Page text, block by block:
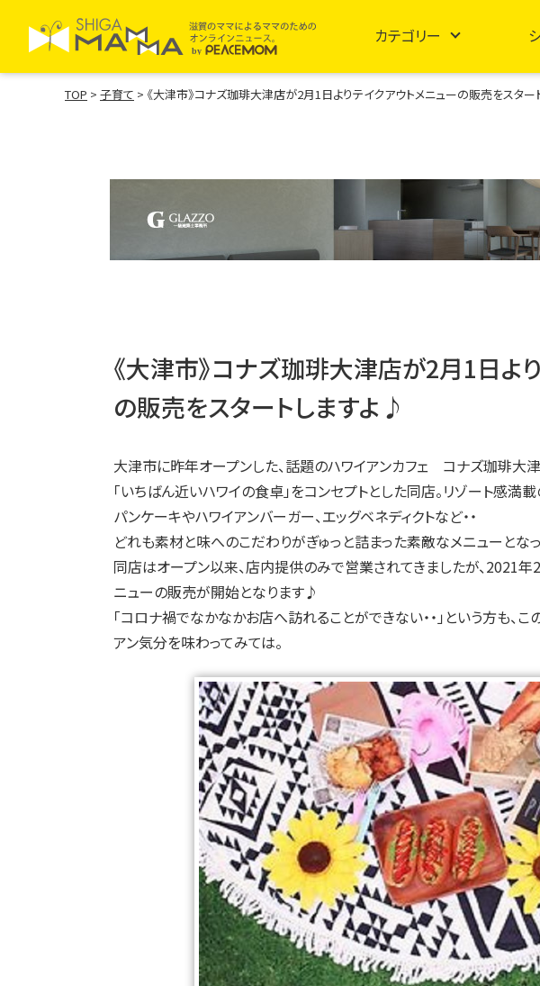
カテゴリー
TOP > 子育て > 《大津市》コナズ珈琲大津店が2月1日よりテイクアウトメニューの販売をスター
《大津市》コナズ珈琲大津店が2月1日よ
の販売をスタートしますよ♪
大津市に昨年オープンした、話題のハワイアンカフェ コナズ珈琲大津
「いちばん近いハワイの食卓」をコンセプトとした同店。リゾート感満
パンケーキやハワイアンバーガー、エッグベネディクトなど・・
どれも素材と味へのこだわりがぎゅっと詰まった素敵なメニューとなっ
同店はオープン以来、店内提供のみで営業されてきましたが、2021年
ニューの販売が開始となります♪
「コロナ禍でなかなかお店へ訪れることができない・・」という方も、
アン気分を味わってみては。